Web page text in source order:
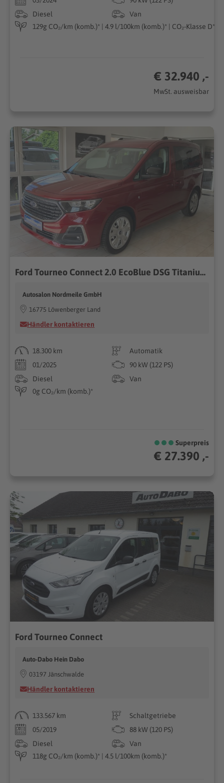
Diesel
Van
129g CO₂/km (komb.)* | 4.9 l/100km (komb.)* | CO₂-Klasse D*
€ 32.940 ,-
MwSt. ausweisbar
Ford Tourneo Connect 2.0 EcoBlue DSG Titanium DigiCockp....
Autosalon Nordmeile GmbH
16775 Löwenberger Land
Händler kontaktieren
18.300 km
Automatik
01/2025
90 kW (122 PS)
Diesel
Van
0g CO₂/km (komb.)*
Superpreis
€ 27.390 ,-
Ford Tourneo Connect
Auto-Dabo Hein Dabo
03197 Jänschwalde
Händler kontaktieren
133.567 km
Schaltgetriebe
05/2019
88 kW (120 PS)
Diesel
Van
118g CO₂/km (komb.)* | 4.5 l/100km (komb.)*